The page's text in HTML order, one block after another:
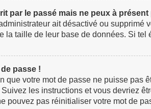
par le passé mais ne peux à
administrateur ait désactivé ou
la taille de leur base de données. Si
passe !
que votre mot de passe ne puisse pas
les instructions et vous devriez
pouvez pas réinitialiser votre mot de